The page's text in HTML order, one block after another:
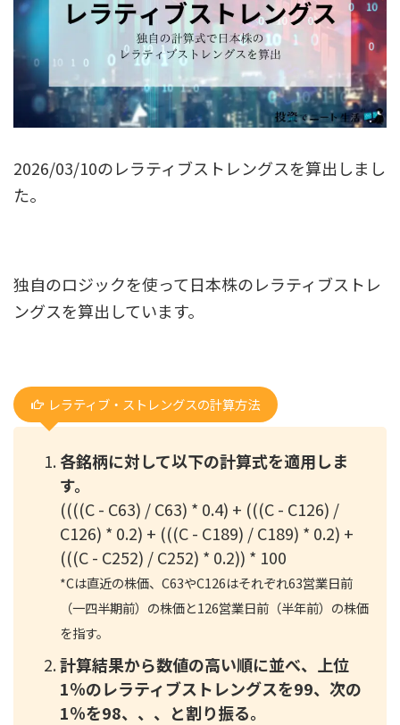
2026/03/10のレラティブストレングスを算出しまし
た。
独自のロジックを使って日本株のレラティブストレ
ングスを算出しています。
レラティブ・ストレングスの計算方法
各銘柄に対して以下の計算式を適用しま
す。
((((C - C63) / C63) * 0.4) + (((C - C126) /
C126) * 0.2) + (((C - C189) / C189) * 0.2) +
(((C - C252) / C252) * 0.2)) * 100
*Cは直近の株価、C63やC126はそれぞれ63営業日前
（一四半期前）の株価と126営業日前（半年前）の株価
を指す。
計算結果から数値の高い順に並べ、上位
1％のレラティブストレングスを99、次の
1％を98、、、と割り振る。